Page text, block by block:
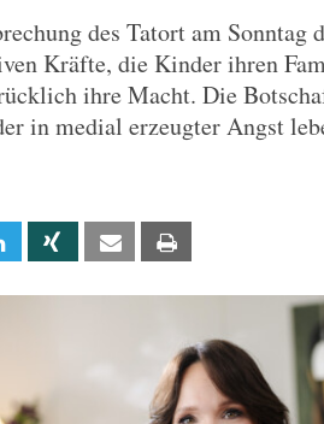
des Tatort am Sonntag
Kräfte, die Kinder ihren
ihre Macht. Die
in medial erzeugter Angst
Linkedin Xing Email